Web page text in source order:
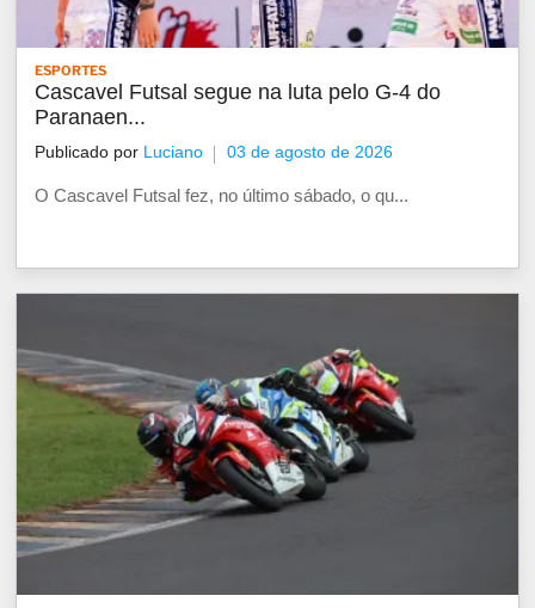
ESPORTES
Cascavel Futsal segue na luta pelo G-4 do
Paranaen...
Publicado por Luciano 03 de agosto de 2026
O Cascavel Futsal fez, no último sábado, o qu...